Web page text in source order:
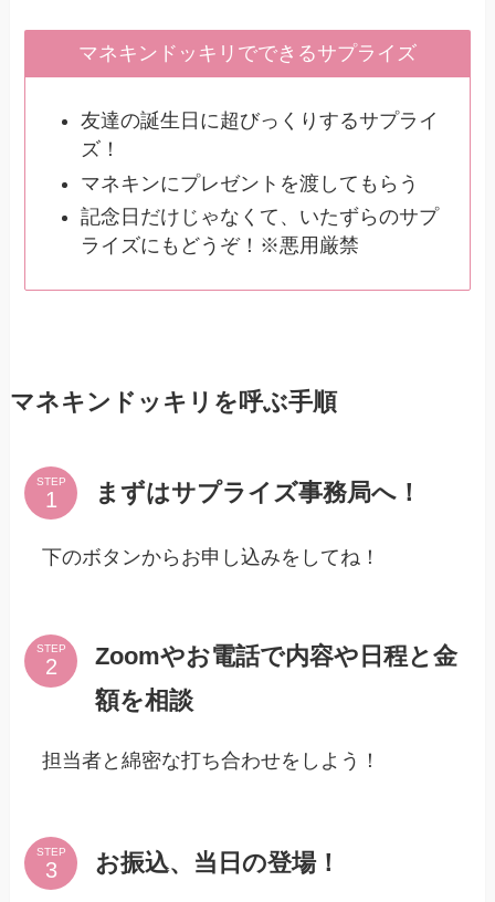
マネキンドッキリでできるサプライズ
友達の誕生日に超びっくりするサプライ
ズ！
マネキンにプレゼントを渡してもらう
記念日だけじゃなくて、いたずらのサプ
ライズにもどうぞ！※悪用厳禁
マネキンドッキリを呼ぶ手順
STEP まずはサプライズ事務局へ！
下のボタンからお申し込みをしてね！
STEP
Zoomやお電話で内容や日程と金
額を相談
担当者と綿密な打ち合わせをしよう！
STEP お振込、当日の登場！